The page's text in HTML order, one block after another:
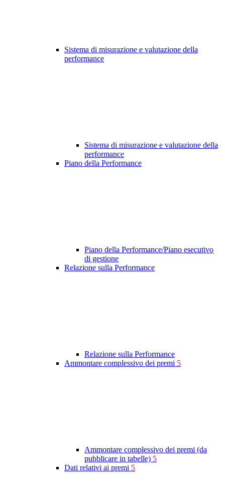
Sistema di misurazione e valutazione della
performance
Sistema di misurazione e valutazione della
performance
Piano della Performance
Piano della Performance/Piano esecutivo
di gestione
Relazione sulla Performance
Relazione sulla Performance
Ammontare complessivo dei premi 5
Ammontare complessivo dei premi (da
pubblicare in tabelle) 5
Dati relativi ai premi 5